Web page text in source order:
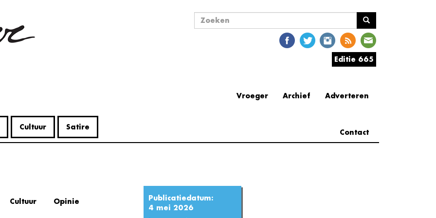
Cultuur Satire
Zoekveld
Editie 665
Adverteren
Archief
Vroeger
Contact
Publicatiedatum:
4 mei 2026
Cultuur Opinie